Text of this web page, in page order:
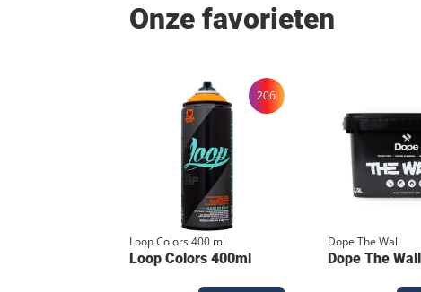
Onze favorieten
206
Loop Colors 400 ml
Loop Colors 400ml
Dope The Wall
Dope The